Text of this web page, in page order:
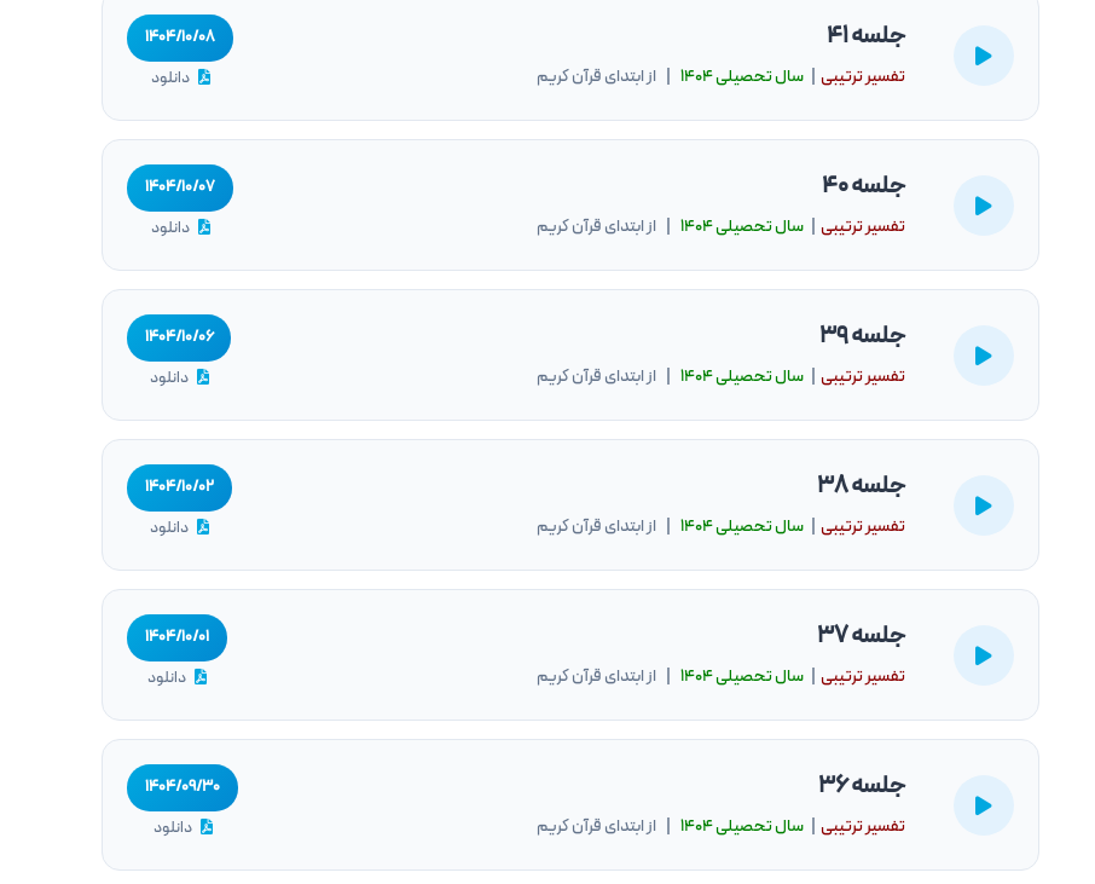
جلسه 41
تفسیر ترتیبی | سال تحصيلى ۱۴۰۴ | از ابتدای قرآن کریم
۱۴۰۴/۱۰/۰۸
دانلود
جلسه 40
تفسیر ترتیبی | سال تحصيلى ۱۴۰۴ | از ابتدای قرآن کریم
۱۴۰۴/۱۰/۰۷
دانلود
جلسه 39
تفسیر ترتیبی | سال تحصيلى ۱۴۰۴ | از ابتدای قرآن کریم
۱۴۰۴/۱۰/۰۶
دانلود
جلسه 38
تفسیر ترتیبی | سال تحصيلى ۱۴۰۴ | از ابتدای قرآن کریم
۱۴۰۴/۱۰/۰۲
دانلود
جلسه 37
تفسیر ترتیبی | سال تحصيلى ۱۴۰۴ | از ابتدای قرآن کریم
۱۴۰۴/۱۰/۰۱
دانلود
جلسه 36
تفسیر ترتیبی | سال تحصيلى ۱۴۰۴ | از ابتدای قرآن کریم
۱۴۰۴/۰۹/۳۰
دانلود